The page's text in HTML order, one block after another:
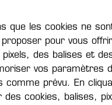
les
que les cookies ne
pour vous
des balises et
vos paramètres
comme prévu. En
des cookies, balises,